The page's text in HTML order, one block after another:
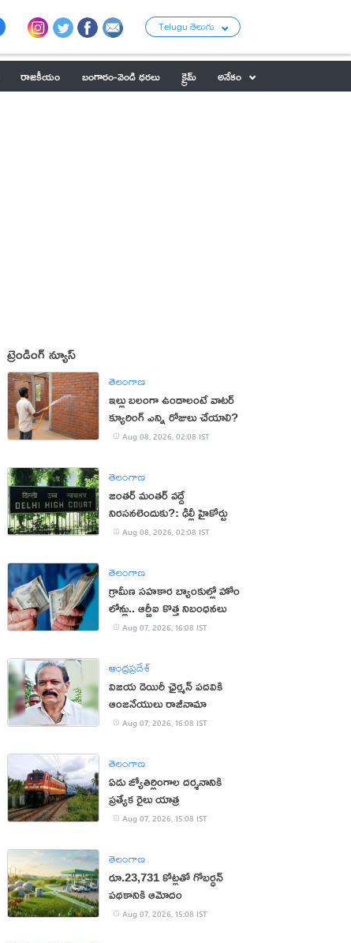
Telugu తెలుగు
రాజకీయం బంగారం-వెండి ధరలు క్రైమ్
అనేకం
ట్రెండింగ్ న్యూస్
తెలంగాణ
ఇల్లు బలంగా ఉండాలంటే వాటర్
క్యూరింగ్ ఎన్ని రోజులు చేయాలి?
Aug 08, 2026, 02:08 IST
తెలంగాణ
జంతర్ మంతర్ వద్దే
నిరసనలెందుకు?: ఢిల్లీ హైకోర్టు
Aug 08, 2026, 02:08 IST
తెలంగాణ
గ్రామీణ సహకార బ్యాంకుల్లో హోం
లోన్లు.. ఆర్బీఐ కొత్త నిబంధనలు
Aug 07, 2026, 16:08 IST
ఆంధ్రప్రదేశ్
విజయ డెయిరీ ఛైర్మన్ పదవికి
ఆంజనేయులు రాజీనామా
Aug 07, 2026, 16:08 IST
తెలంగాణ
ఏడు జ్యోతిర్లింగాల దర్శనానికి
ప్రత్యేక రైలు యాత్ర
Aug 07, 2026, 15:08 IST
తెలంగాణ
రూ.23,731 కోట్లతో గోబర్ధన్
పథకానికి ఆమోదం
Aug 07, 2026, 15:08 IST